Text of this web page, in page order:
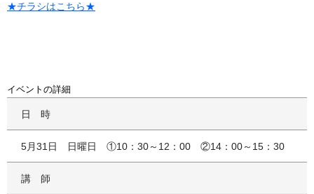
★チラシはこちら★
イベントの詳細
日時
5月31日 日曜日 ①10：30～12：00 ②14：00～15：30
講師